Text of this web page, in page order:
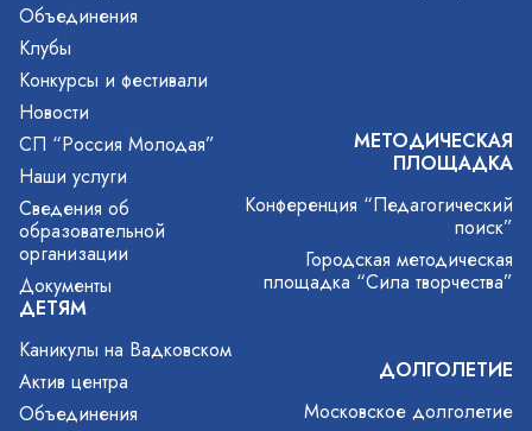
Объединения
Клубы
Конкурсы и фестивали
Новости
СП “Россия Молодая”
Наши услуги
Сведения об
образовательной
организации
Документы
ДЕТЯМ
Каникулы на Вадковском
Актив центра
Объединения
МЕТОДИЧЕСКАЯ
ПЛОЩАДКА
Конференция “Педагогический
поиск”
Городская методическая
площадка “Сила творчества”
ДОЛГОЛЕТИЕ
Московское долголетие